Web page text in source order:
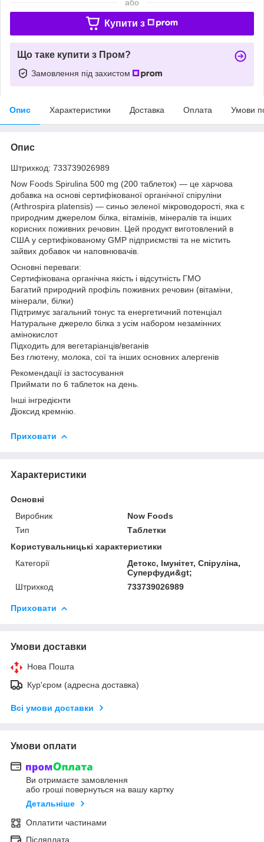
або
Купити з
Що таке купити з Пром?
Замовлення під захистом
Опис Характеристики Доставка Оплата Умови
Опис
Штрихкод: 733739026989
Now Foods Spirulina 500 mg (200 таблеток) — це харчова
добавка на основі сертифікованої органічної спіруліни
(Arthrospira platensis) — синьо зеленої мікроводорості, яка є
природним джерелом білка, вітамінів, мінералів та інших
корисних поживних речовин. Цей продукт виготовлений в
США у сертифікованому GMP підприємстві та не містить
зайвих добавок чи наповнювачів.
Основні переваги:
Сертифікована органічна якість і відсутність ГМО
Багатий природний профіль поживних речовин (вітаміни,
мінерали, білки)
Підтримує загальний тонус та енергетичний потенціал
Натуральне джерело білка з усім набором незамінних
амінокислот
Підходить для вегетаріанців/веганів
Без глютену, молока, сої та інших основних алергенів
Рекомендації із застосування
Приймати по 6 таблеток на день.
Інші інгредієнти
Діоксид кремнію.
Приховати
Характеристики
Основні
Виробник
Now Foods
Тип
Таблетки
Користувальницькі характеристики
Категорії
Детокс, Імунітет, Спіруліна,
Суперфуди&gt;
Штрихкод
733739026989
Приховати
Умови доставки
Нова Пошта
Кур'єром (адресна доставка)
Всі умови доставки
Умови оплати
Ви отримаєте замовлення
або гроші повернуться на вашу картку
Детальніше
Оплатити частинами
Післяплата